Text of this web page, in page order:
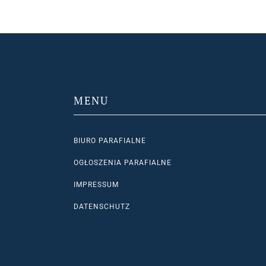
MENU
BIURO PARAFIALNE
OGŁOSZENIA PARAFIALNE
IMPRESSUM
DATENSCHUTZ